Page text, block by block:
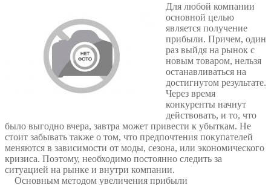
Для любой компании
основной целью
является получение
прибыли. Причем, один
раз выйдя на рынок с
новым товаром, нельзя
останавливаться на
достигнутом результате.
Через время
конкуренты начнут
действовать, и то, что
было выгодно вчера, завтра может привести к убыткам. Не
стоит забывать также о том, что предпочтения покупателей
меняются в зависимости от моды, сезона, или экономического
кризиса. Поэтому, необходимо постоянно следить за
ситуацией на рынке и внутри компании.
Основным методом увеличения прибыли